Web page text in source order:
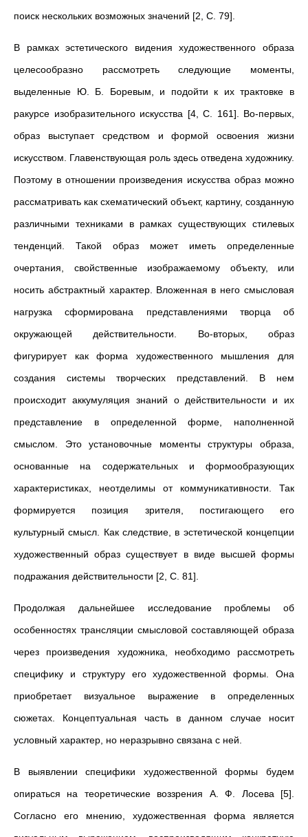
поиск нескольких возможных значений [2, С. 79].
В рамках эстетического видения художественного образа
целесообразно рассмотреть следующие моменты,
выделенные Ю. Б. Боревым, и подойти к их трактовке в
ракурсе изобразительного искусства [4, С. 161]. Во-первых,
образ выступает средством и формой освоения жизни
искусством. Главенствующая роль здесь отведена художнику.
Поэтому в отношении произведения искусства образ можно
рассматривать как схематический объект, картину, созданную
различными техниками в рамках существующих стилевых
тенденций. Такой образ может иметь определенные
очертания, свойственные изображаемому объекту, или
носить абстрактный характер. Вложенная в него смысловая
нагрузка сформирована представлениями творца об
окружающей действительности. Во-вторых, образ
фигурирует как форма художественного мышления для
создания системы творческих представлений. В нем
происходит аккумуляция знаний о действительности и их
представление в определенной форме, наполненной
смыслом. Это установочные моменты структуры образа,
основанные на содержательных и формообразующих
характеристиках, неотделимы от коммуникативности. Так
формируется позиция зрителя, постигающего его
культурный смысл. Как следствие, в эстетической концепции
художественный образ существует в виде высшей формы
подражания действительности [2, С. 81].
Продолжая дальнейшее исследование проблемы об
особенностях трансляции смысловой составляющей образа
через произведения художника, необходимо рассмотреть
специфику и структуру его художественной формы. Она
приобретает визуальное выражение в определенных
сюжетах. Концептуальная часть в данном случае носит
условный характер, но неразрывно связана с ней.
В выявлении специфики художественной формы будем
опираться на теоретические воззрения А. Ф. Лосева [5].
Согласно его мнению, художественная форма является